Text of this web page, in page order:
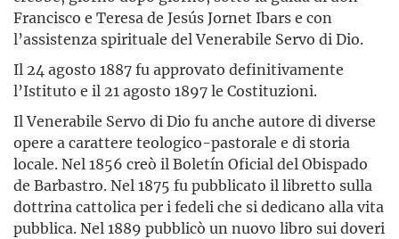
Francisco e Teresa de Jesús Jornet Ibars e con
l’assistenza spirituale del Venerabile Servo di Dio.
Il 24 agosto 1887 fu approvato definitivamente
l’Istituto e il 21 agosto 1897 le Costituzioni.
Il Venerabile Servo di Dio fu anche autore di diverse
opere a carattere teologico-pastorale e di storia
locale. Nel 1856 creò il Boletín Oficial del Obispado
de Barbastro. Nel 1875 fu pubblicato il libretto sulla
dottrina cattolica per i fedeli che si dedicano alla vita
pubblica. Nel 1889 pubblicò un nuovo libro sui doveri